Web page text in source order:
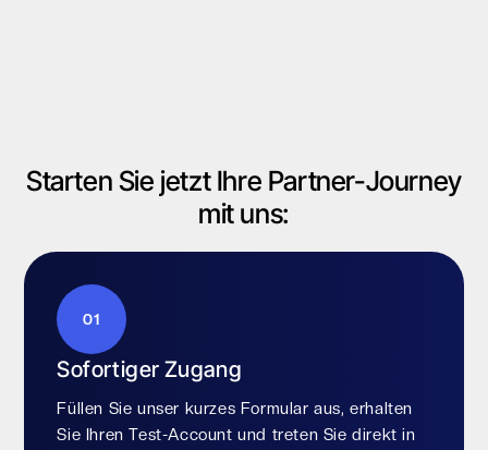
Slide 1 of 2.
Starten Sie jetzt Ihre Partner-Journey
mit uns:
01
Sofortiger Zugang
Füllen Sie unser kurzes Formular aus, erhalten
Sie Ihren Test-Account und treten Sie direkt in